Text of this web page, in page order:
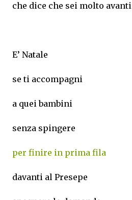
che dice che sei molto avanti
E’ Natale
se ti accompagni
a quei bambini
senza spingere
per finire in prima fila
davanti al Presepe